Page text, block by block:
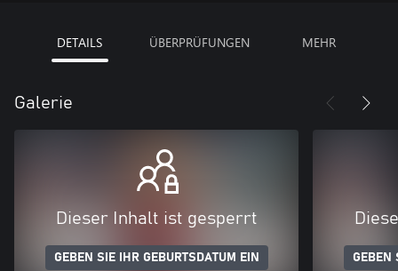
DETAILS ÜBERPRÜFUNGEN MEHR
Galerie
Dieser Inhalt ist gesperrt
GEBEN SIE IHR GEBURTSDATUM EIN GEBEN